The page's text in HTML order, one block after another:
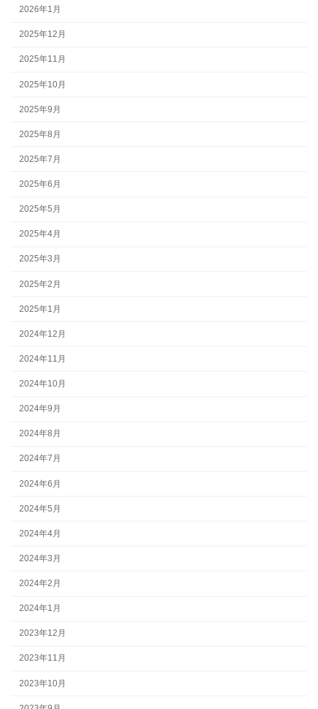
2026年1月
2025年12月
2025年11月
2025年10月
2025年9月
2025年8月
2025年7月
2025年6月
2025年5月
2025年4月
2025年3月
2025年2月
2025年1月
2024年12月
2024年11月
2024年10月
2024年9月
2024年8月
2024年7月
2024年6月
2024年5月
2024年4月
2024年3月
2024年2月
2024年1月
2023年12月
2023年11月
2023年10月